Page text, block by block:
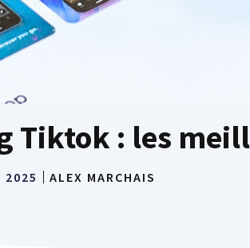
Tiktok : les
2025 ALEX MARCHAIS